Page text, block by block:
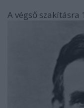
A végső szakításra